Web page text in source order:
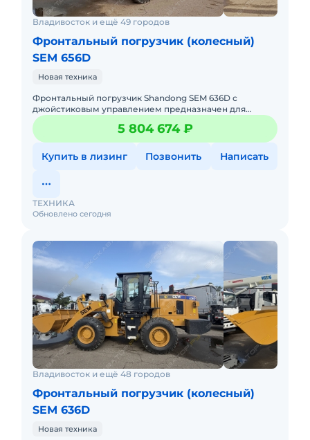
Владивосток и ещё 49 городов
Фронтальный погрузчик (колесный)
SEM 656D
Новая техника
Фронтальный погрузчик Shandong SEM 636D с
джойстиковым управлением предназначен для
погрузки, перемещения и складирования сыпучих
материалов, таких как песок, щ
5 804 674 ₽
Купить в лизинг Позвонить Написать
Обновлено сегодня
ТЕХНИКА
Владивосток и ещё 48 городов
Фронтальный погрузчик (колесный)
SEM 636D
Новая техника